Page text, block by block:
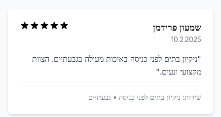
שמעון פרידמן
10.2.2025
"ניקיון בתים לפני כניסה באיכות מעולה בגבעתיים. הצוות
מקצועי ונעים."
שירות: ניקיון בתים לפני כניסה • גבעתיים